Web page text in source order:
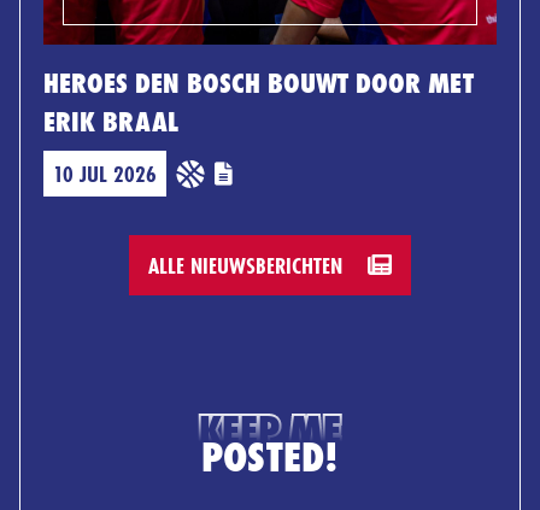
HEROES DEN BOSCH BOUWT DOOR MET
ERIK BRAAL
10 JUL 2026
ALLE NIEUWSBERICHTEN
KEEP ME
POSTED!